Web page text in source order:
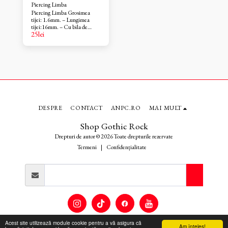
Am înţeles!
Acest site utilizează module cookie pentru a vă asigura că
Piercing Limba
Piercing Limba Grosimea
tijei: 1.6mm. – Lungimea
tijei:16mm. – Cu bila de
6mm. – Material: otel
pus dupa vindecare. Barbell I-
25lei
Shop Gothic Rock
Drepturi de autor © 2026 Toate drepturile rezervate
Termeni | Confidențialitate
DESPRE CONTACT ANPC.RO MAI MULT